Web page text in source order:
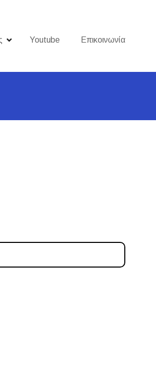
Youtube Επικοινωνία